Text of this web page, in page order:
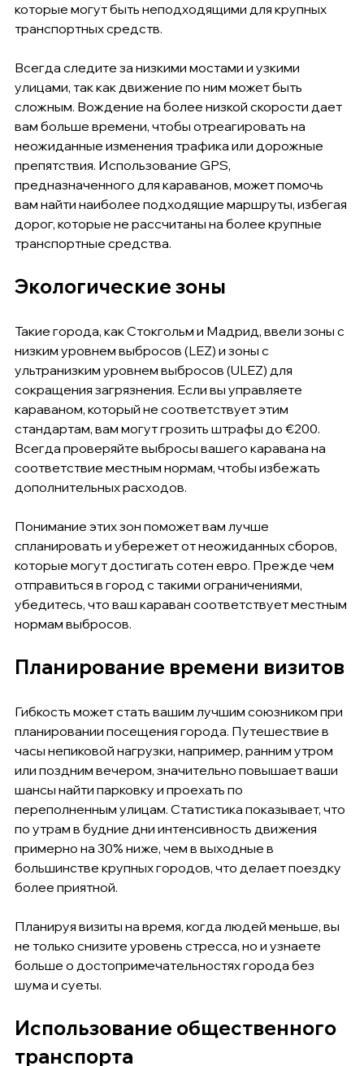
которые могут быть неподходящими для крупных
транспортных средств.
Всегда следите за низкими мостами и узкими
улицами, так как движение по ним может быть
сложным. Вождение на более низкой скорости дает
вам больше времени, чтобы отреагировать на
неожиданные изменения трафика или дорожные
препятствия. Использование GPS,
предназначенного для караванов, может помочь
вам найти наиболее подходящие маршруты, избегая
дорог, которые не рассчитаны на более крупные
транспортные средства.
Экологические зоны
Такие города, как Стокгольм и Мадрид, ввели зоны с
низким уровнем выбросов (LEZ) и зоны с
ультранизким уровнем выбросов (ULEZ) для
сокращения загрязнения. Если вы управляете
караваном, который не соответствует этим
стандартам, вам могут грозить штрафы до €200.
Всегда проверяйте выбросы вашего каравана на
соответствие местным нормам, чтобы избежать
дополнительных расходов.
Понимание этих зон поможет вам лучше
спланировать и убережет от неожиданных сборов,
которые могут достигать сотен евро. Прежде чем
отправиться в город с такими ограничениями,
убедитесь, что ваш караван соответствует местным
нормам выбросов.
Планирование времени визитов
Гибкость может стать вашим лучшим союзником при
планировании посещения города. Путешествие в
часы непиковой нагрузки, например, ранним утром
или поздним вечером, значительно повышает ваши
шансы найти парковку и проехать по
переполненным улицам. Статистика показывает, что
по утрам в будние дни интенсивность движения
примерно на 30% ниже, чем в выходные в
большинстве крупных городов, что делает поездку
более приятной.
Планируя визиты на время, когда людей меньше, вы
не только снизите уровень стресса, но и узнаете
больше о достопримечательностях города без
шума и суеты.
Использование общественного
транспорта